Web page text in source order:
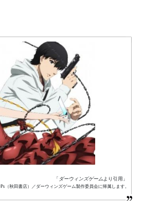
「 ダーウィンズゲーム より引用」
（秋田書店）／ダーウィンズゲーム製作委員会に帰属します。